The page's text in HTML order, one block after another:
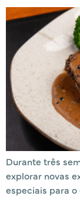
Durante três
explorar novas
especiais para o